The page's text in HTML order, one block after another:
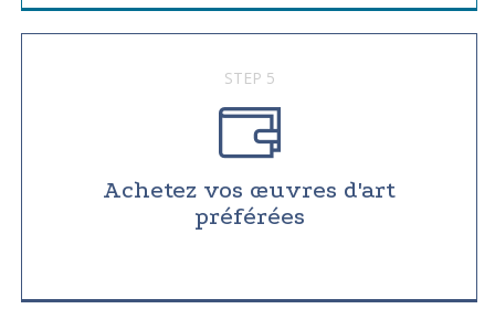
STEP 5
Achetez vos œuvres d'art
préférées